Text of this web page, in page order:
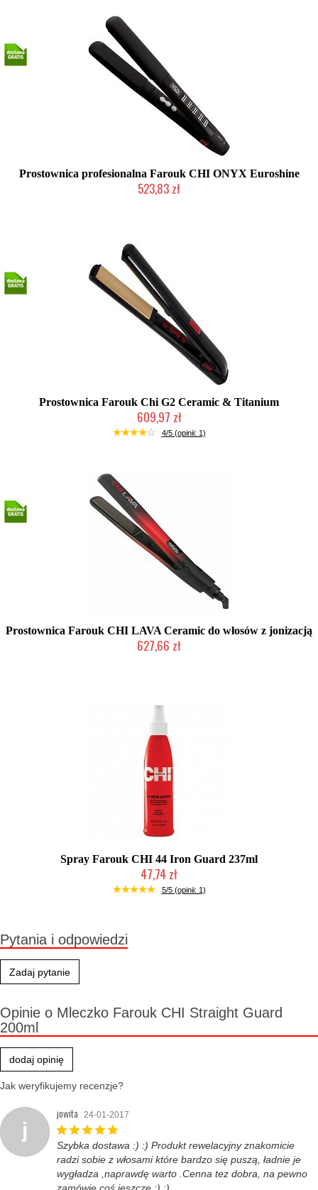
Prostownica profesionalna Farouk CHI ONYX Euroshine
523,83 zł
Prostownica Farouk Chi G2 Ceramic & Titanium
609,97 zł
2-5 dni roboczych
4/5 (opinii: 1)
Prostownica Farouk CHI LAVA Ceramic do włosów z jonizacją
627,66 zł
Spray Farouk CHI 44 Iron Guard 237ml
47,74 zł
Duża ilość (wysyłka w 24h)
5/5 (opinii: 1)
Pytania i odpowiedzi
Zadaj pytanie
Opinie o Mleczko Farouk CHI Straight Guard
200ml
dodaj opinię
Jak weryfikujemy recenzje?
j
jowita 24-01-2017
Szybka dostawa :) :) Produkt rewelacyjny znakomicie
radzi sobie z włosami które bardzo się puszą, ładnie je
wygładza ,naprawdę warto .Cenna tez dobra, na pewno